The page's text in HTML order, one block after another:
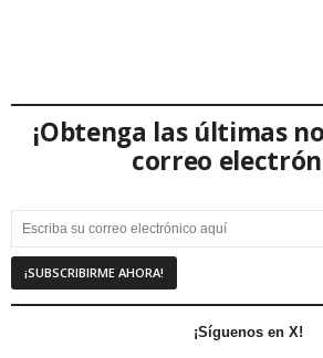
¡Obtenga las últimas
correo
¡Síguenos en X!